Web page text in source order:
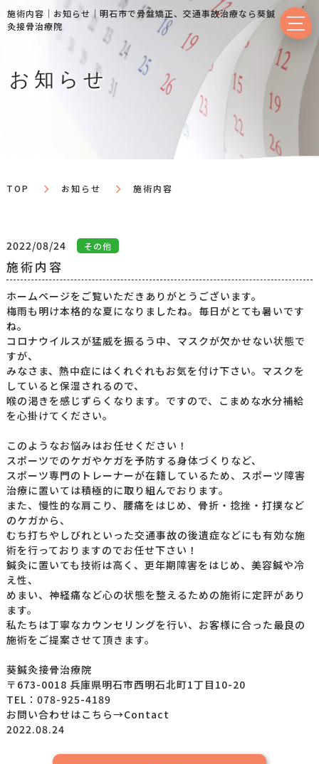
施術内容｜お知らせ｜明⽯市で⾻盤矯正、交通事故治療なら葵鍼
灸接⾻治療院
お知らせ
TOP お知らせ 施術内容
2022/08/24 その他
施術内容
ホームページをご覧いただきありがとうございます。
梅雨も明け本格的な夏になりましたね。毎日がとても暑いです
ね。
コロナウイルスが猛威を振るう中、マスクが欠かせない状態で
すが、
みなさま、熱中症にはくれぐれもお気を付け下さい。マスクを
していると保湿されるので、
喉の渇きを感じずらくなります。ですので、こまめな水分補給
を心掛けてください。
このようなお悩みはお任せください！
スポーツでのケガやケガを予防する身体づくりなど、
スポーツ専門のトレーナーが在籍しているため、スポーツ障害
治療に置いては積極的に取り組んでおります。
また、慢性的な肩こり、腰痛をはじめ、骨折・捻挫・打撲など
のケガから、
むち打ちやしびれといった交通事故の後遺症などにも有効な施
術を行っておりますのでお任せ下さい！
鍼灸に置いても技術は高く、更年期障害をはじめ、美容鍼や冷
え性、
めまい、神経痛など心の状態を整えるための施術に定評があり
ます。
私たちは丁寧なカウンセリングを行い、お客様に合った最良の
施術をご提案させて頂きます。
葵鍼灸接骨治療院
〒673-0018 兵庫県明石市西明石北町1丁目10-20
TEL：078-925-4189
お問い合わせはこちら→Contact
2022.08.24